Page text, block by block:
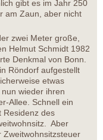
gibt es im Jahr 250
am Zaun, aber nicht
zwei Meter große,
Helmut Schmidt 1982
Denkmal von Bonn.
Röndorf aufgestellt
etwas
wieder ihren
Allee. Schnell ein
Residenz des
Aber
Zweitwohnsitzsteuer